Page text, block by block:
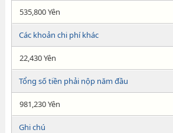
535,800 Yên
Các khoản chi phí khác
22,430 Yên
Tổng số tiền phải nộp năm đầu
981,230 Yên
Ghi chú